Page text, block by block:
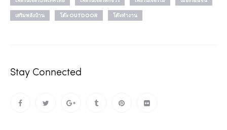
เสริมพลังบ้าน
โต๊ะ OUTDOOR โต๊ะทำงาน
Stay Connected